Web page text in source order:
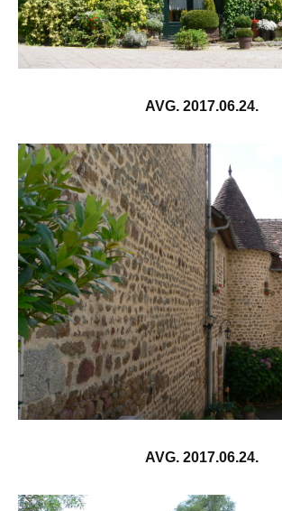
AVG. 2017.06.24.
AVG. 2017.06.24.